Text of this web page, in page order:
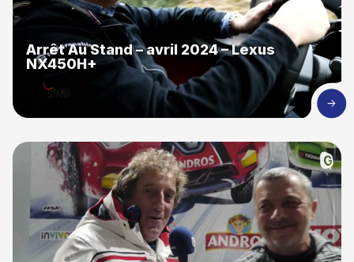
Arrêt Au Stand – avril 2024 – Lexus
NX450H+